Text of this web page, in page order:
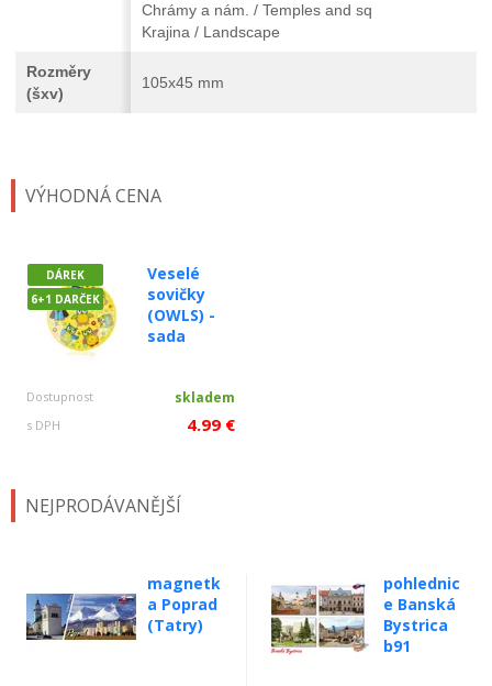
VÝHODNÁ CENA
DÁREK
6+1 DARČEK
Veselé
sovičky
(OWLS) -
sada
Dostupnost skladem
s DPH 4.99 €
Chrámy a nám. / Temples and sq
Krajina / Landscape
Rozměry
(šxv)
105x45 mm
NEJPRODÁVANĚJŠÍ
magnetk
a Poprad
(Tatry)
pohlednic
e Banská
Bystrica
b91